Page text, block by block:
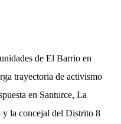
de El Barrio en
trayectoria de activismo
en Santurce, La
la concejal del Distrito 8